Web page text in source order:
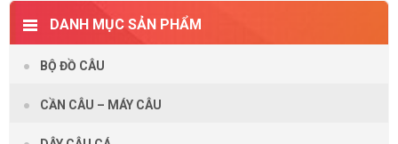
DANH MỤC SẢN PHẨM
BỘ ĐỒ CÂU
CẦN CÂU – MÁY CÂU